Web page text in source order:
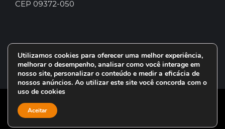
CEP 09372-050
© 2024 – Vorax Lubrificantes – Todos os direitos reservados.
Uma marca do Grupo
Utilizamos cookies para oferecer uma melhor experiência,
melhorar o desempenho, analisar como você interage em
nosso site, personalizar o conteúdo e medir a eficácia de
nossos anúncios. Ao utilizar este site você concorda com o
uso de cookies
Aceitar